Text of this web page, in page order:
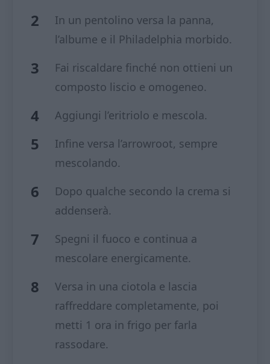
In un pentolino versa la panna,
l’albume e il Philadelphia morbido.
Fai riscaldare finché non ottieni un
composto liscio e omogeneo.
Aggiungi l’eritriolo e mescola.
Infine versa l’arrowroot, sempre
mescolando.
Dopo qualche secondo la crema si
addenserà.
Spegni il fuoco e continua a
mescolare energicamente.
Versa in una ciotola e lascia
raffreddare completamente, poi
metti 1 ora in frigo per farla
rassodare.